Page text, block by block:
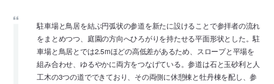
駐車場と鳥居を結ぶ円弧状の参道を新たに設けることで参拝者の流れ
をまとめつつ、庭園の方向へひろがりを持たせる平面形状とした。駐
車場と鳥居とでは2.5mほどの高低差があるため、スロープと平場を
組み合わせ、ゆるやかに両方をつなげている。参道は石と玉砂利と人
工木の3つの道でできており、その両側に休憩棟と牡丹棟を配し、参